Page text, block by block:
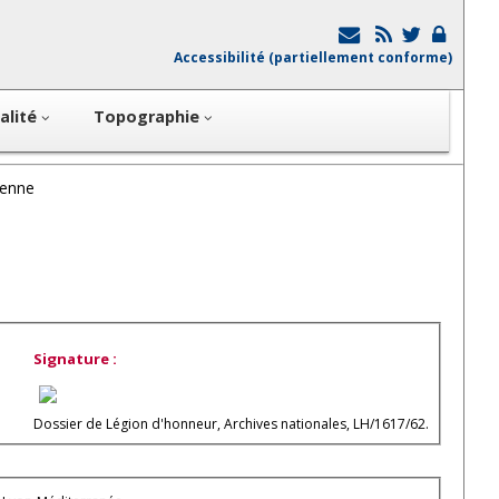
Accessibilité (partiellement conforme)
Topographie
Signature :
Dossier de Légion d'honneur, Archives nationales, LH/1617/62.